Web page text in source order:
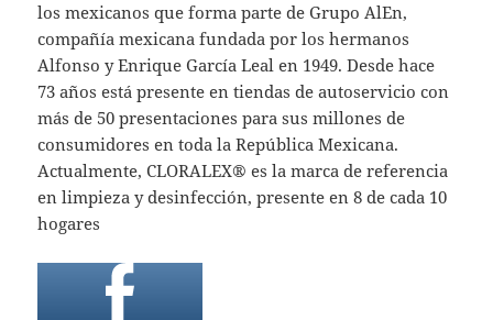
los mexicanos que forma parte de Grupo AlEn,
compañía mexicana fundada por los hermanos
Alfonso y Enrique García Leal en 1949. Desde hace
73 años está presente en tiendas de autoservicio con
más de 50 presentaciones para sus millones de
consumidores en toda la República Mexicana.
Actualmente, CLORALEX® es la marca de referencia
en limpieza y desinfección, presente en 8 de cada 10
hogares